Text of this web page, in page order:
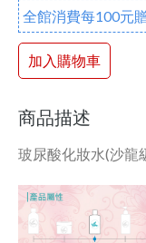
全館消費每100元
加入購物車
商品描述
玻尿酸化妝水(沙龍